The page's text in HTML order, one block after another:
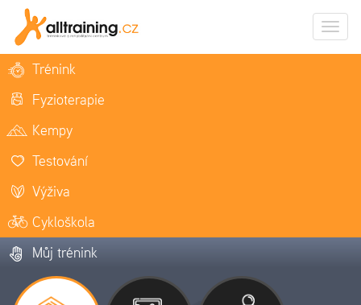
Trénink
Fyzioterapie
Kempy
Testování
Výživa
Cykloškola
Můj trénink